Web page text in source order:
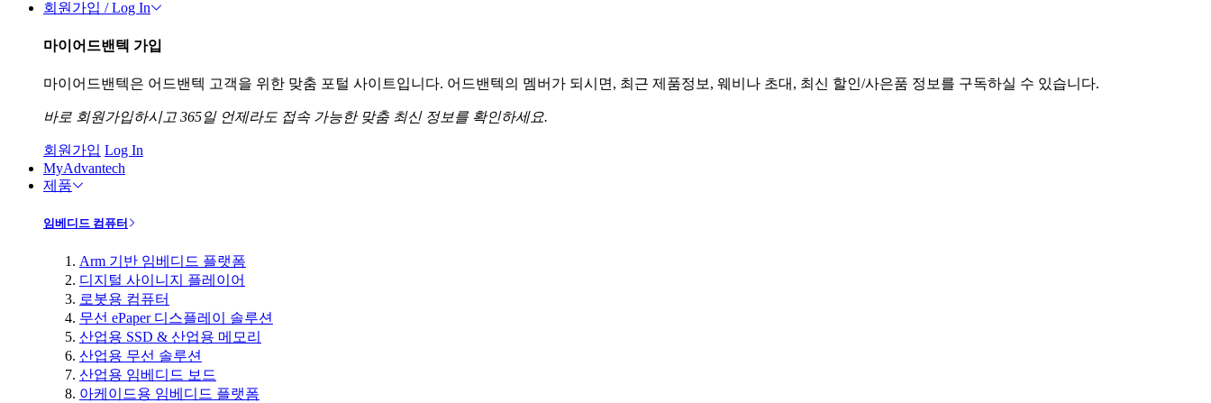
회원가입 / Log In
마이어드밴텍 가입
마이어드밴텍은 어드밴텍 고객을 위한 맞춤 포털 사이트입니다. 어드밴텍의 멤버가 되시면, 최근 제품정보, 웨비나 초대, 최신 할인/사은품 정보를 구독하실 수 있습니다.
바로 회원가입하시고 365일 언제라도 접속 가능한 맞춤 최신 정보를 확인하세요.
회원가입 Log In
MyAdvantech
제품
임베디드 컴퓨터
Arm 기반 임베디드 플랫폼
디지털 사이니지 플레이어
로봇용 컴퓨터
무선 ePaper 디스플레이 솔루션
산업용 SSD & 산업용 메모리
산업용 무선 솔루션
산업용 임베디드 보드
아케이드용 임베디드 플랫폼